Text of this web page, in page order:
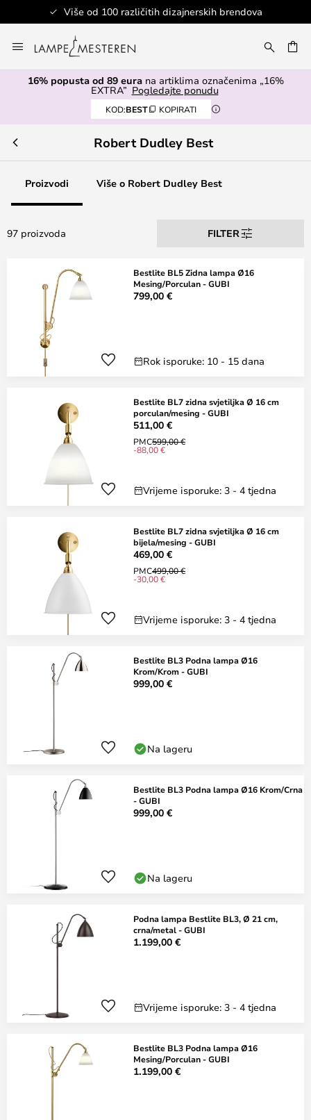
Sigurno plaćanje
to
Content
16% popusta od 89 eurana artiklima označenima „16%
EXTRA” Pogledajte ponudu
KOD:BEST KOPIRATI
Robert Dudley Best
Proizvodi Više o Robert Dudley Best
97 proizvoda FILTER
Bestlite BL5 Zidna lampa Ø16
Mesing/Porculan - GUBI
799,00 €
Rok isporuke: 10 - 15 dana
Bestlite BL7 zidna svjetiljka Ø 16 cm
porculan/mesing - GUBI
511,00 €
PMC599,00 €
-88,00 €
Vrijeme isporuke: 3 - 4 tjedna
Bestlite BL7 zidna svjetiljka Ø 16 cm
bijela/mesing - GUBI
469,00 €
PMC499,00 €
-30,00 €
Vrijeme isporuke: 3 - 4 tjedna
Bestlite BL3 Podna lampa Ø16
Krom/Krom - GUBI
999,00 €
Na lageru
Bestlite BL3 Podna lampa Ø16 Krom/Crna
- GUBI
999,00 €
Na lageru
Podna lampa Bestlite BL3, Ø 21 cm,
crna/metal - GUBI
1.199,00 €
Vrijeme isporuke: 3 - 4 tjedna
Bestlite BL3 Podna lampa Ø16
Mesing/Porculan - GUBI
1.199,00 €